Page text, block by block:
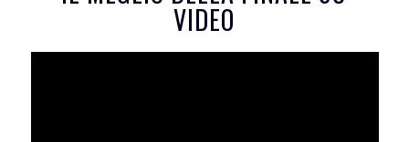
VIDEO